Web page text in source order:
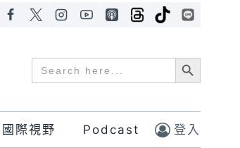
Search
for:
Search Button
國際視野 Podcast 登入